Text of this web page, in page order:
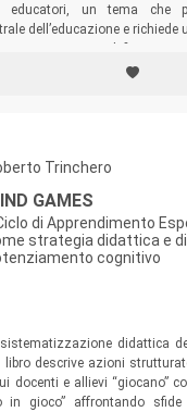
educatori, un tema che
dell’educazione e richiede
Trinchero
GAMES
Ciclo di Apprendimento
strategia didattica e di
cognitivo
didattica
libro descrive azioni
docenti e allievi “giocano”
in gioco” affrontando